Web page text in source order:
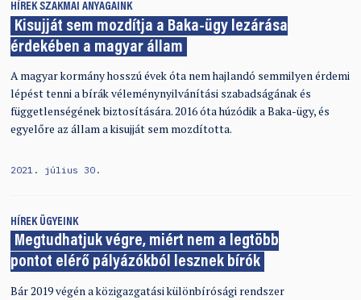
HÍREK SZAKMAI ANYAGAINK
Kisujját sem mozdítja a Baka-ügy lezárása
érdekében a magyar állam
A magyar kormány hosszú évek óta nem hajlandó semmilyen érdemi
lépést tenni a bírák véleménynyilvánítási szabadságának és
függetlenségének biztosítására. 2016 óta húzódik a Baka-ügy, és
egyelőre az állam a kisujját sem mozdította.
2021. július 30.
HÍREK ÜGYEINK
Megtudhatjuk végre, miért nem a legtöbb
pontot elérő pályázókból lesznek bírók
Bár 2019 végén a közigazgatási különbírósági rendszer